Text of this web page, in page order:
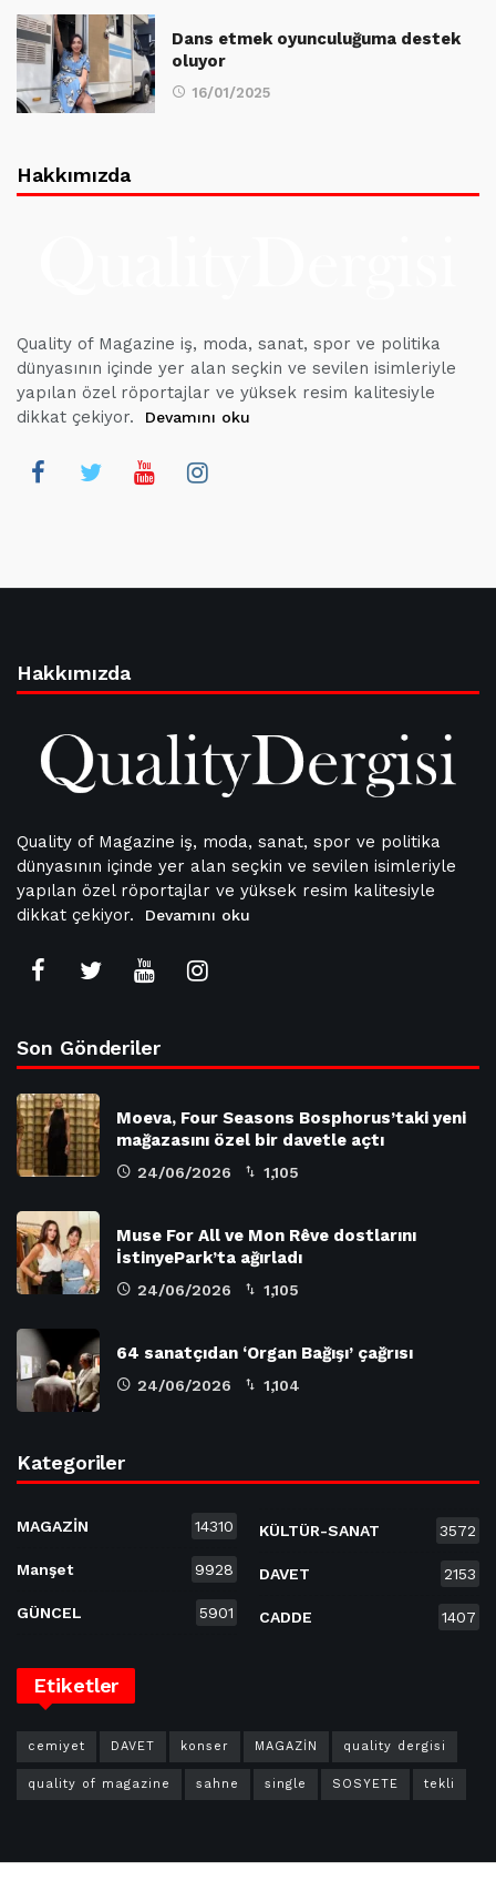
Dans etmek oyunculuğuma destek
oluyor
16/01/2025
Hakkımızda
Quality of Magazine iş, moda, sanat, spor ve politika
dünyasının içinde yer alan seçkin ve sevilen isimleriyle
yapılan özel röportajlar ve yüksek resim kalitesiyle
dikkat çekiyor.
Devamını oku
Hakkımızda
Quality of Magazine iş, moda, sanat, spor ve politika
dünyasının içinde yer alan seçkin ve sevilen isimleriyle
yapılan özel röportajlar ve yüksek resim kalitesiyle
dikkat çekiyor.
Devamını oku
Son Gönderiler
Moeva, Four Seasons Bosphorus’taki yeni
mağazasını özel bir davetle açtı
24/06/2026 1,105
Muse For All ve Mon Rêve dostlarını
İstinyePark’ta ağırladı
24/06/2026 1,105
64 sanatçıdan ‘Organ Bağışı’ çağrısı
24/06/2026 1,104
Kategoriler
MAGAZİN 14310
Manşet 9928
GÜNCEL 5901
KÜLTÜR-SANAT 3572
DAVET 2153
CADDE 1407
Etiketler
cemiyet DAVET konser MAGAZİN quality dergisi
quality of magazine sahne single SOSYETE tekli